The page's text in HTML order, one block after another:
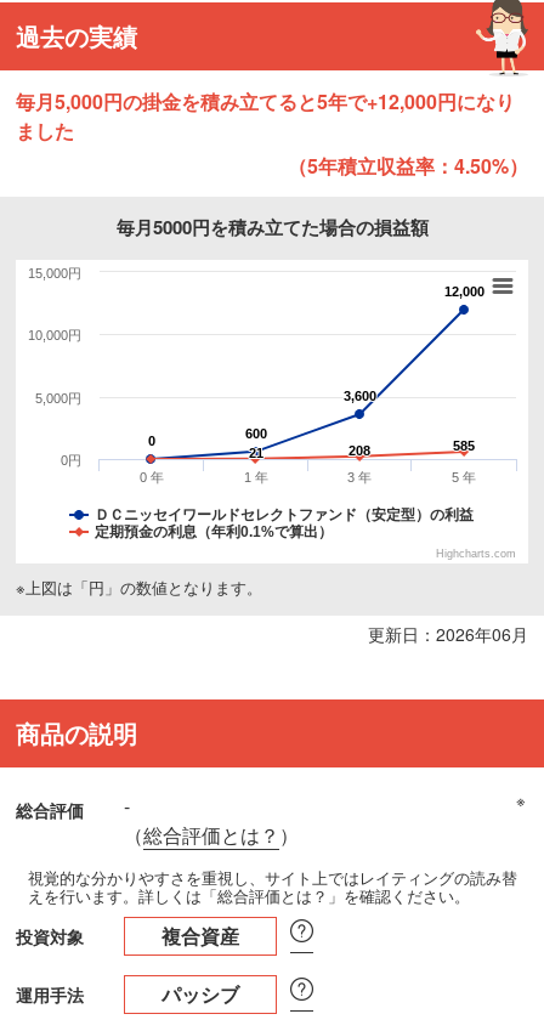
過去の実績
毎月5,000円の掛金を積み立てると5年で+12,000円になり
ました
（5年積立収益率：4.50%）
毎月5000円を積み立てた場合の損益額
0
0 600
600
3,600
3,600
12,000
12,000
21
21 208
208 585
585
ＤＣニッセイワールドセレクトファンド（安定型）の利益
定期預金の利息（年利0.1%で算出）
0 年 1 年 3 年 5 年
0円
5,000円
10,000円
15,000円
Highcharts.com
※上図は「円」の数値となります。
更新日：2026年06月
商品の説明
総合評価
-
（総合評価とは？ ）
※
視覚的な分かりやすさを重視し、サイト上ではレイティングの読み替
えを行います。詳しくは「総合評価とは？」を確認ください。
投資対象 複合資産
運用手法 パッシブ